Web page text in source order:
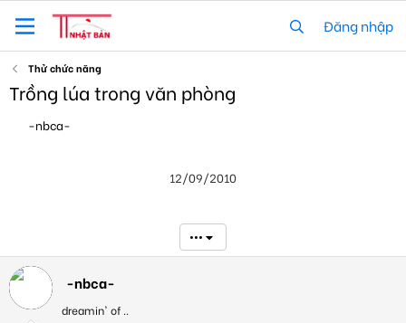
Đăng nhập
Thử chức năng
Trồng lúa trong văn phòng
h
r
t
r
-nbca-
12/09/2010
•••
-nbca-
dreamin' of ..